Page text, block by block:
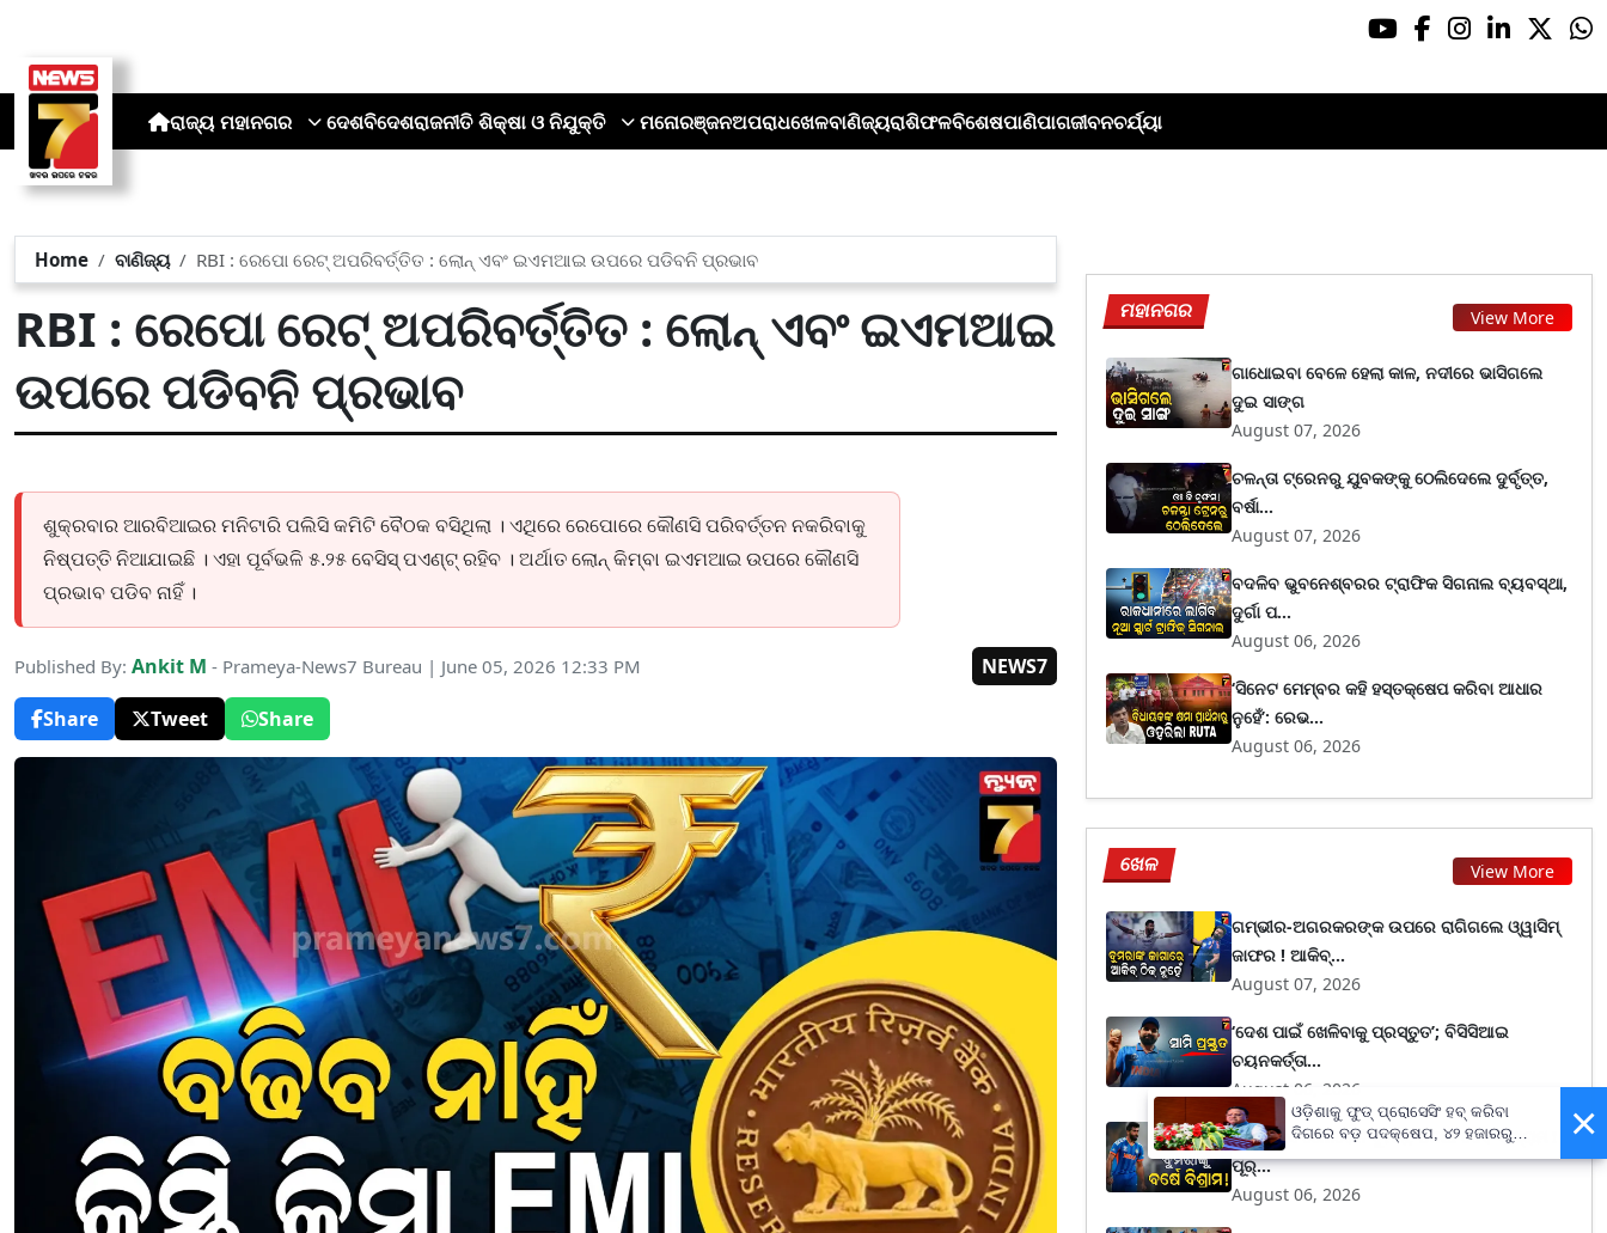
ରାଜ୍ୟ ମହାନଗର ଦେଶବିଦେଶରାଜନୀତି ଶିକ୍ଷା ଓ ନିଯୁକ୍ତି ମନୋରଞ୍ଜନଅପରାଧଖେଳବାଣିଜ୍ୟରାଶିଫଳବିଶେଷପାଣିପାଗଜୀବନଚର୍ଯ୍ୟା
Home ବାଣିଜ୍ୟ RBI : ରେପୋ ରେଟ୍ ଅପରିବର୍ତ୍ତିତ : ଲୋନ୍ ଏବଂ ଇଏମଆଇ ଉପରେ ପଡିବନି ପ୍ରଭାବ
RBI : ରେପୋ ରେଟ୍ ଅପରିବର୍ତ୍ତିତ : ଲୋନ୍ ଏବଂ ଇଏମଆଇ
ଉପରେ ପଡିବନି ପ୍ରଭାବ
ଶୁକ୍ରବାର ଆରବିଆଇର ମନିଟାରି ପଲିସି କମିଟି ବୈଠକ ବସିଥିଲା । ଏଥିରେ ରେପୋରେ କୌଣସି ପରିବର୍ତ୍ତନ ନକରିବାକୁ
ନିଷ୍ପତ୍ତି ନିଆଯାଇଛି । ଏହା ପୂର୍ବଭଳି ୫.୨୫ ବେସିସ୍ ପଏଣ୍ଟ୍ ରହିବ । ଅର୍ଥାତ ଲୋନ୍ କିମ୍ବା ଇଏମଆଇ ଉପରେ କୌଣସି
ପ୍ରଭାବ ପଡିବ ନାହିଁ ।
Published By: Ankit M - Prameya-News7 Bureau | June 05, 2026 12:33 PM
NEWS7
Share
Tweet Share
ମହାନଗର View More
ଗାଧୋଇବା ବେଳେ ହେଲା କାଳ, ନଦୀରେ ଭାସିଗଲେ
ଦୁଇ ସାଙ୍ଗ
August 07, 2026
ଚଳନ୍ତା ଟ୍ରେନରୁ ଯୁବକଙ୍କୁ ଠେଲିଦେଲେ ଦୁର୍ବୃତ୍ତ,
ବର୍ଷା...
August 07, 2026
ବଦଳିବ ଭୁବନେଶ୍ବରର ଟ୍ରାଫିକ ସିଗନାଲ ବ୍ୟବସ୍ଥା,
ଦୁର୍ଗା ପ...
August 06, 2026
‘ସିନେଟ ମେମ୍ବର କହି ହସ୍ତକ୍ଷେପ କରିବା ଆଧାର
ନୁହେଁ’: ରେଭ...
August 06, 2026
ଖେଳ View More
ଗମ୍ଭୀର-ଅଗରକରଙ୍କ ଉପରେ ରାଗିଗଲେ ଓ୍ୱାସିମ୍
ଜାଫର ! ଆକିବ୍...
August 07, 2026
‘ଦେଶ ପାଇଁ ଖେଳିବାକୁ ପ୍ରସ୍ତୁତ’; ବିସିସିଆଇ
ଚୟନକର୍ତ୍ତା...
August 06, 2026
ବର୍ଷେ ଯାଏଁ ଖେଳିବେନି ବୁମରା, BCCI ଦେବ ବିଶ୍ରାମ !
ପୂର୍...
August 06, 2026
×
ଓଡ଼ିଶାକୁ ଫୁଡ୍ ପ୍ରୋସେସିଂ ହବ୍ କରିବା
ଦିଗରେ ବଡ଼ ପଦକ୍ଷେପ, ୪୨ ହଜାରରୁ
ଅଧିକ ନିଯୁକ୍ତି ସୁଯୋଗ